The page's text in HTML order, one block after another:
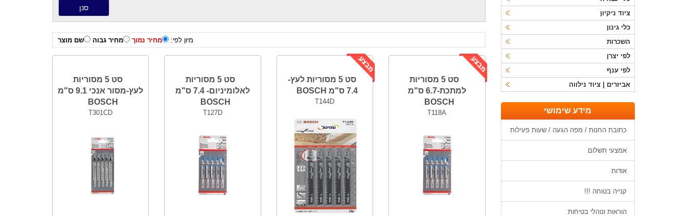
מיון לפי: מחיר נמוך מחיר גבוה שם מוצר
סט 5 מסוריות
למתכת-6.7 ס"מ
BOSCH
T118A
סט 5 מסוריות לעץ-
7.4 ס"מ BOSCH
T144D
סט 5 מסוריות
לאלומיניום- 7.4 ס"מ
BOSCH
T127D
סט 5 מסוריות
לעץ-מסור אנכי 9.1 ס"מ
BOSCH
T301CD
ציוד ניקיון
כלי גינון
השכרות
לפי יצרן
לפי ענף
אביזרים | ציוד נילווה
מידע שימושי
כתובת החנות / מפה הגעה / שעות פעילות
אמצעי תשלום
אודות
קנייה בטוחה !!!
הוראות ונוהלי בטיחות